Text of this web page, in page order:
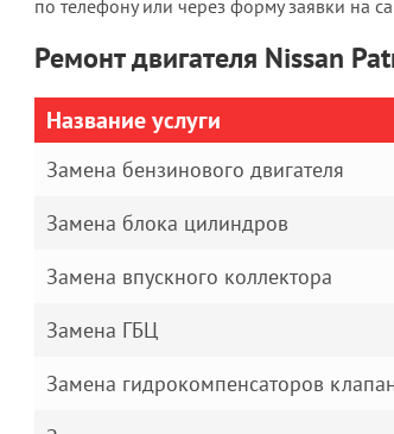
по телефону или через форму заявки на
Ремонт двигателя Nissan
Название услуги
Замена бензинового двигателя
Замена блока цилиндров
Замена впускного коллектора
Замена ГБЦ
Замена гидрокомпенсаторов